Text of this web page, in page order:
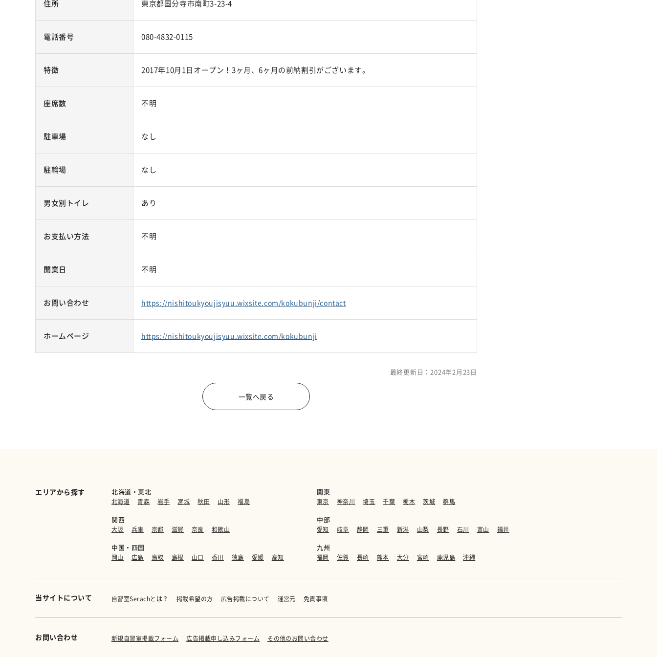
住所 東京都国分寺市南町3-23-4
電話番号 080-4832-0115
特徴 2017年10月1日オープン！3ヶ月、6ヶ月の前納割引がございます。
座席数 不明
駐車場 なし
駐輪場 なし
男女別トイレ あり
お支払い方法 不明
開業日 不明
お問い合わせ https://nishitoukyoujisyuu.wixsite.com/kokubunji/contact
ホームページ https://nishitoukyoujisyuu.wixsite.com/kokubunji
最終更新日：2024年2月23日
一覧へ戻る
エリアから探す 北海道・東北
北海道 青森 岩手 宮城 秋田 山形 福島
関東
東京 神奈川 埼玉 千葉 栃木 茨城 群馬
関西
大阪 兵庫 京都 滋賀 奈良 和歌山
中部
愛知 岐阜 静岡 三重 新潟 山梨 長野 石川 富山 福井
中国・四国
岡山 広島 鳥取 島根 山口 香川 徳島 愛媛 高知
九州
福岡 佐賀 長崎 熊本 大分 宮崎 鹿児島 沖縄
当サイトについて 自習室Serachとは？ 掲載希望の方 広告掲載について 運営元 免責事項
お問い合わせ 新規自習室掲載フォーム 広告掲載申し込みフォーム その他のお問い合わせ